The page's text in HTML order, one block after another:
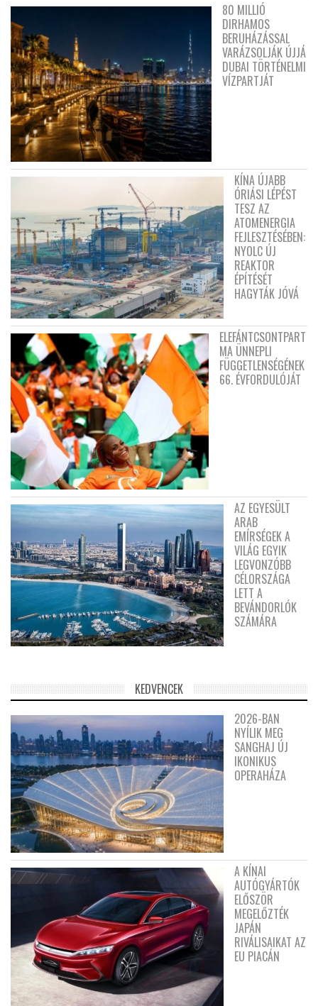
80 MILLIÓ
DIRHAMOS
BERUHÁZÁSSAL
VARÁZSOLJÁK ÚJJÁ
DUBAI TÖRTÉNELMI
VÍZPARTJÁT
KÍNA ÚJABB
ÓRIÁSI LÉPÉST
TESZ AZ
ATOMENERGIA
FEJLESZTÉSÉBEN:
NYOLC ÚJ
REAKTOR
ÉPÍTÉSÉT
HAGYTÁK JÓVÁ
ELEFÁNTCSONTPART
MA ÜNNEPLI
FÜGGETLENSÉGÉNEK
66. ÉVFORDULÓJÁT
AZ EGYESÜLT
ARAB
EMÍRSÉGEK A
VILÁG EGYIK
LEGVONZÓBB
CÉLORSZÁGA
LETT A
BEVÁNDORLÓK
SZÁMÁRA
KEDVENCEK
2026-BAN
NYÍLIK MEG
SANGHAJ ÚJ
IKONIKUS
OPERAHÁZA
A KÍNAI
AUTÓGYÁRTÓK
ELŐSZÖR
MEGELŐZTÉK
JAPÁN
RIVÁLISAIKAT AZ
EU PIACÁN